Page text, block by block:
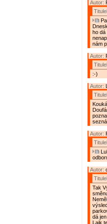
Autor:
ho dá
nám
Autor:
:-)
Autor:
Autor:
Autor:
Tak
dá
Laik